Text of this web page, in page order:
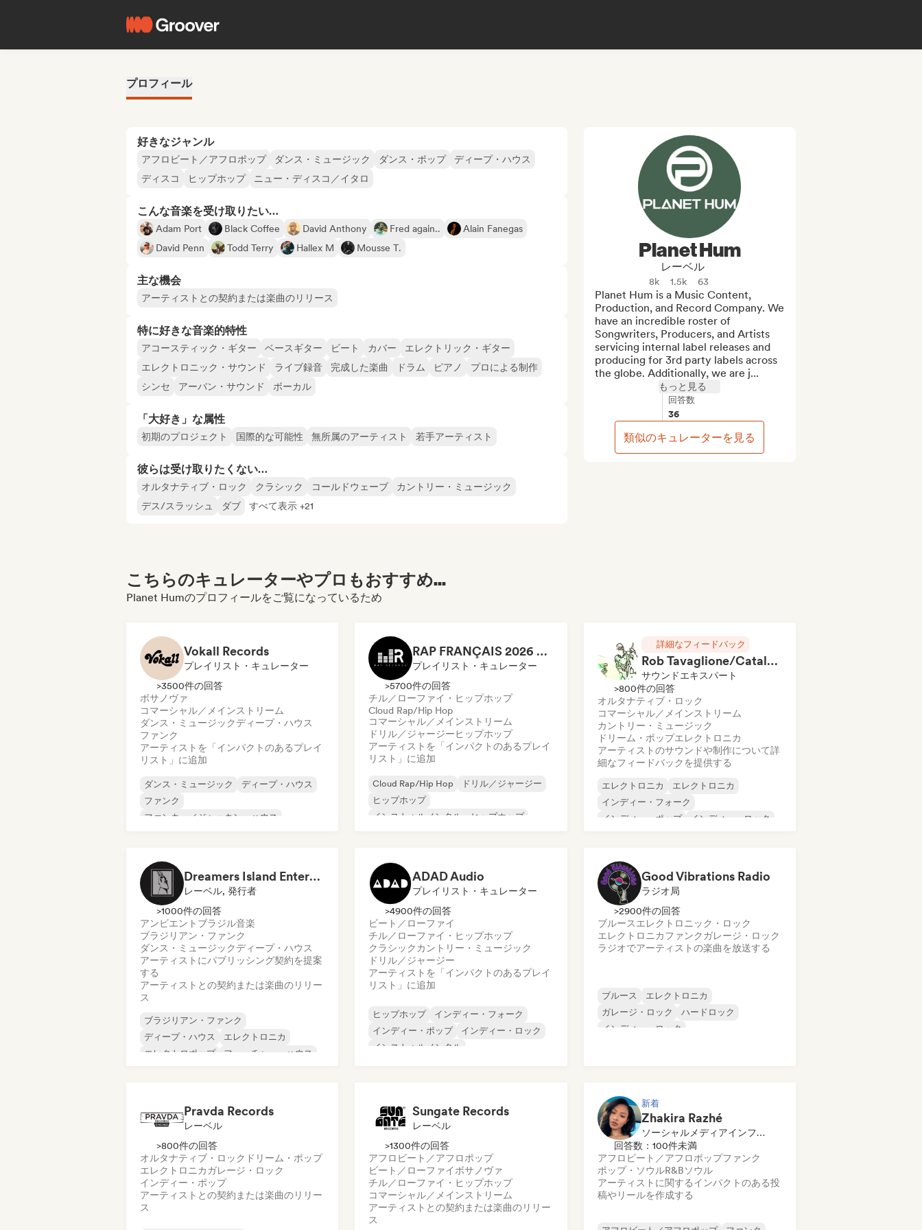
プロフィール
好きなジャンル
アフロビート／アフロポップ ダンス・ミュージック ダンス・ポップ
ディープ・ハウス
ディスコ
ヒップホップ ニュー・ディスコ／イタロ
こんな音楽を受け取りたい…
Adam Port Black Coffee David Anthony Fred again..
Alain Fanegas
David Penn
Todd Terry Hallex M Mousse T.
主な機会
アーティストとの契約または楽曲のリリース
特に好きな音楽的特性
アコースティック・ギター ベースギター ビート カバー
エレクトリック・ギター
エレクトロニック・サウンド
ライブ録音 完成した楽曲 ドラム ピアノ
プロによる制作
シンセ
アーバン・サウンド ボーカル
「大好き」な属性
初期のプロジェクト 国際的な可能性 無所属のアーティスト 若手アーティスト
彼らは受け取りたくない…
オルタナティブ・ロック クラシック コールドウェーブ
カントリー・ミュージック
デス/スラッシュ
ダブ すべて表示 +21
Planet Hum
レーベル
8k 1.5k 63
Planet Hum is a Music Content,
Production, and Record Company. We
have an incredible roster of
Songwriters, Producers, and Artists
servicing internal label releases and
producing for 3rd party labels across
the globe. Additionally, we are j...
もっと見る
回答数
36
類似のキュレーターを見る
こちらのキュレーターやプロもおすすめ...
Planet Humのプロフィールをご覧になっているため
Vokall Records
プレイリスト・キュレーター
>3500件の回答
ボサノヴァ
コマーシャル／メインストリーム
ダンス・ミュージックディープ・ハウス
ファンク
アーティストを「インパクトのあるプレイ
リスト」に追加
ダンス・ミュージック
ディープ・ハウス
ファンク
ファンキー／ジャッキン・ハウス
ポップ・ソウル
RAP FRANÇAIS 2026 🔥🇫🇷 (Way Records)
プレイリスト・キュレーター
>5700件の回答
チル／ローファイ・ヒップホップ
Cloud Rap/Hip Hop
コマーシャル／メインストリーム
ドリル／ジャージーヒップホップ
アーティストを「インパクトのあるプレイ
リスト」に追加
Cloud Rap/Hip Hop
ドリル／ジャージー
ヒップホップ
インストゥルメンタル・ヒップホップ
チル／ローファイ・ヒップホップ
詳細なフィードバック
Rob Tavaglione/Catalyst Recording
サウンドエキスパート
>800件の回答
オルタナティブ・ロック
コマーシャル／メインストリーム
カントリー・ミュージック
ドリーム・ポップエレクトロニカ
アーティストのサウンドや制作について詳
細なフィードバックを提供する
エレクトロニカ
エレクトロニカ
インディー・フォーク
インディー・ポップ
インディー・ロック
ック
Dreamers Island Entertainment
レーベル, 発行者
>1000件の回答
アンビエント ブラジル音楽
ブラジリアン・ファンク
ダンス・ミュージックディープ・ハウス
アーティストにパブリッシング契約を提案
する
アーティストとの契約または楽曲のリリー
ス
ブラジリアン・ファンク
ディープ・ハウス
エレクトロニカ
エレクトロポップ
フューチャー・ハウス
ADAD Audio
プレイリスト・キュレーター
>4900件の回答
ビート／ローファイ
チル／ローファイ・ヒップホップ
クラシック カントリー・ミュージック
ドリル／ジャージー
アーティストを「インパクトのあるプレイ
リスト」に追加
ヒップホップ
インディー・フォーク
インディー・ポップ
インディー・ロック
インストゥルメンタル
Good Vibrations Radio
ラジオ局
>2900件の回答
ブルースエレクトロニック・ロック
エレクトロニカファンクガレージ・ロック
ラジオでアーティストの楽曲を放送する
ブルース
エレクトロニカ
ガレージ・ロック
ハードロック
インディー・ロック
Pravda Records
レーベル
>800件の回答
オルタナティブ・ロック ドリーム・ポップ
エレクトロニカガレージ・ロック
インディー・ポップ
アーティストとの契約または楽曲のリリー
ス
Sungate Records
レーベル
>1300件の回答
アフロビート／アフロポップ
ビート／ローファイボサノヴァ
チル／ローファイ・ヒップホップ
コマーシャル／メインストリーム
アーティストとの契約または楽曲のリリー
ス
新着
Zhakira Razhé
ソーシャルメディアインフルエンサー
回答数：100件未満
アフロビート／アフロポップファンク
ポップ・ソウルR&Bソウル
アーティストに関するインパクトのある投
稿やリールを作成する